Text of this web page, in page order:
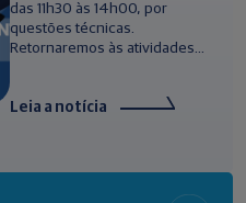
das 11h30 às 14h00, por
questões técnicas.
Retornaremos às atividades...
Leia a notícia